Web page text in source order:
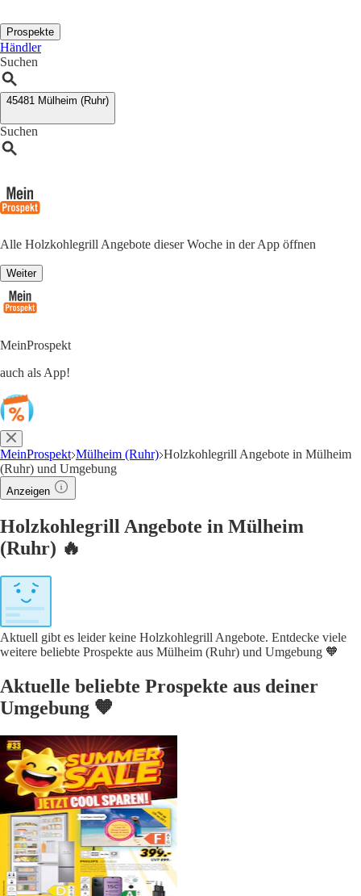
Prospekte
Händler
Suchen
45481 Mülheim (Ruhr)
Suchen
Alle Holzkohlegrill Angebote dieser Woche in der App öffnen
Weiter
MeinProspekt
auch als App!
MeinProspekt Mülheim (Ruhr) Holzkohlegrill Angebote in Mülheim
(Ruhr) und Umgebung
Anzeigen
Holzkohlegrill Angebote in Mülheim
(Ruhr) 🔥
Aktuell gibt es leider keine Holzkohlegrill Angebote. Entdecke viele
weitere beliebte Prospekte aus Mülheim (Ruhr) und Umgebung 🧡
Aktuelle beliebte Prospekte aus deiner
Umgebung 🧡